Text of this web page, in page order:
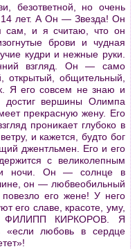
безответной, но очень
лет. А Он — Звезда! Он
сам, и я считаю, что он
брови и чудная
кудри и нежные руки.
взгляд. Он — само
открытый, общительный,
Я его совсем не знаю и
вершины Олимпа
прекрасную жену. Его
проникает глубоко в
и кажется, будто бог
джентльмен. Его и его
с великолепным
ночи. Он — солнце в
он — любвеобильный
его жене! У него
его славе, красоте, уму,
ФИЛИПП КИРКОРОВ. Я
«если любовь в сердце